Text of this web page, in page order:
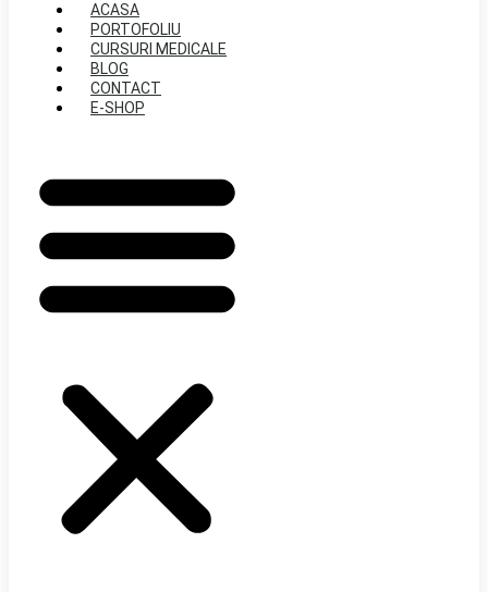
ACASA
PORTOFOLIU
CURSURI MEDICALE
BLOG
CONTACT
E-SHOP